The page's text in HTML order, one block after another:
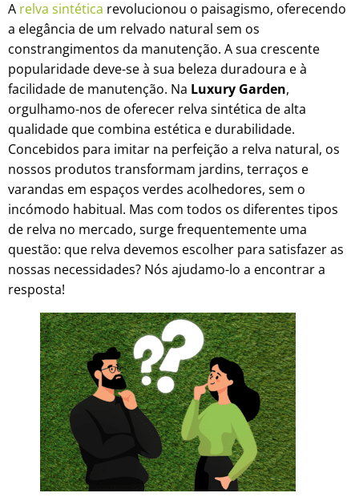
A relva sintética revolucionou o paisagismo, oferecendo
a elegância de um relvado natural sem os
constrangimentos da manutenção. A sua crescente
popularidade deve-se à sua beleza duradoura e à
facilidade de manutenção. Na Luxury Garden,
orgulhamo-nos de oferecer relva sintética de alta
qualidade que combina estética e durabilidade.
Concebidos para imitar na perfeição a relva natural, os
nossos produtos transformam jardins, terraços e
varandas em espaços verdes acolhedores, sem o
incómodo habitual. Mas com todos os diferentes tipos
de relva no mercado, surge frequentemente uma
questão: que relva devemos escolher para satisfazer as
nossas necessidades? Nós ajudamo-lo a encontrar a
resposta!